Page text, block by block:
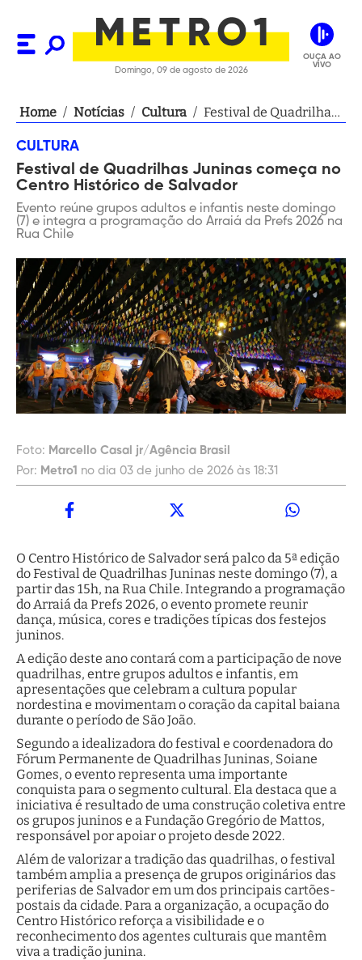
Domingo, 09 de agosto de 2026
OUÇA AO
VIVO
Home / Notícias / Cultura / Festival de Quadrilhas
Salvador
CULTURA
Festival de Quadrilhas Juninas começa no
Centro Histórico de Salvador
Evento reúne grupos adultos e infantis neste domingo
(7) e integra a programação do Arraiá da Prefs 2026 na
Rua Chile
Foto: Marcello Casal jr/Agência Brasil
Por: Metro1 no dia 03 de junho de 2026 às 18:31
O Centro Histórico de Salvador será palco da 5ª edição
do Festival de Quadrilhas Juninas neste domingo (7), a
partir das 15h, na Rua Chile. Integrando a programação
do Arraiá da Prefs 2026, o evento promete reunir
dança, música, cores e tradições típicas dos festejos
juninos.
A edição deste ano contará com a participação de nove
quadrilhas, entre grupos adultos e infantis, em
apresentações que celebram a cultura popular
nordestina e movimentam o coração da capital baiana
durante o período de São João.
Segundo a idealizadora do festival e coordenadora do
Fórum Permanente de Quadrilhas Juninas, Soiane
Gomes, o evento representa uma importante
conquista para o segmento cultural. Ela destaca que a
iniciativa é resultado de uma construção coletiva entre
os grupos juninos e a Fundação Gregório de Mattos,
responsável por apoiar o projeto desde 2022.
Além de valorizar a tradição das quadrilhas, o festival
também amplia a presença de grupos originários das
periferias de Salvador em um dos principais cartões-
postais da cidade. Para a organização, a ocupação do
Centro Histórico reforça a visibilidade e o
reconhecimento dos agentes culturais que mantêm
viva a tradição junina.